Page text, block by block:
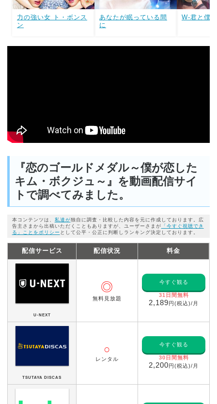
力の強い女 ト・ボンス
ン
あなたが眠っている間
に
W-君と僕
『恋のゴールドメダル～僕が恋した
キム・ボクジュ～』を動画配信サイ
トで調べてみました。
本コンテンツは、 私達が独自に調査・比較した内容を元に作成しております。広
告主さまから出稿いただくこともありますが、ユーザーさまが 「今すぐ視聴でき
る」ことをポリシー として公平・公正に判断しランキング決定しております。
配信サービス 配信状況 料金
U-NEXT
◎
無料見放題
今すぐ観る
31日間無料
2,189円(税込)/月
TSUTAYA DISCAS
○
レンタル
今すぐ観る
30日間無料
2,200円(税込)/月